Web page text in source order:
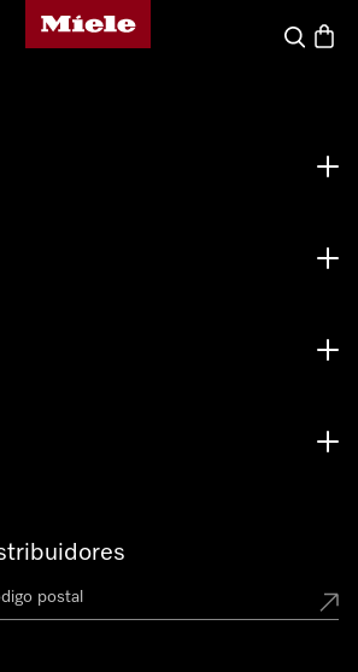
Página principal da Miele
Pesquisa